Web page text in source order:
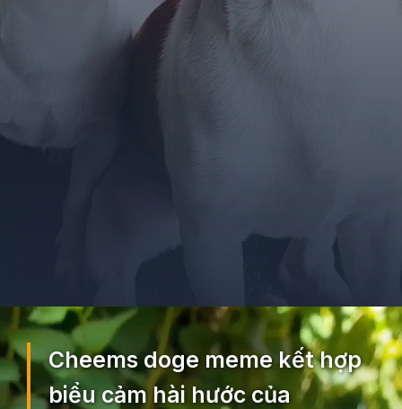
Đang mở https://ocopaz.vn/doge-meme-552
Cheems doge meme kết hợp
biểu cảm hài hước của